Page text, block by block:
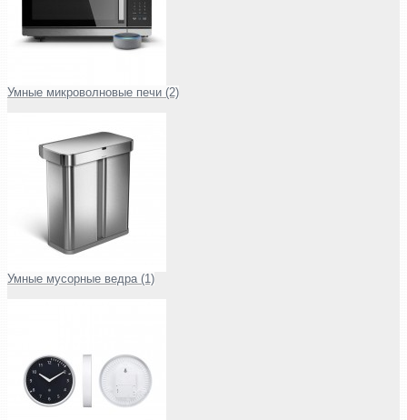
Умные микроволновые печи (2)
Умные мусорные ведра (1)